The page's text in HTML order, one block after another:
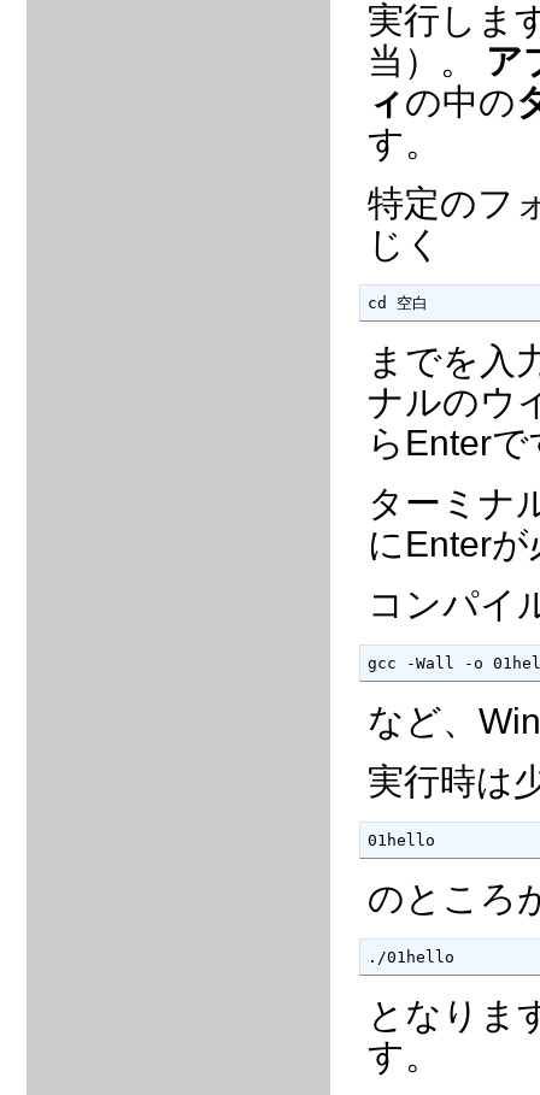
実行しま
当）。
ア
ィの中の
す。
特定のフ
じく
cd 空白
までを入
ナルのウ
らEnterで
ターミナ
にEnter
コンパイ
gcc -Wall -o
など、
実行時は
01hello
のところ
./01hello
となりま
す。